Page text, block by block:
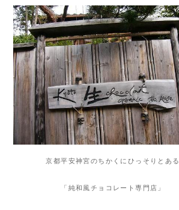
京都平安神宮のちかくにひっそりとある
「純和風チョコレート専門店」